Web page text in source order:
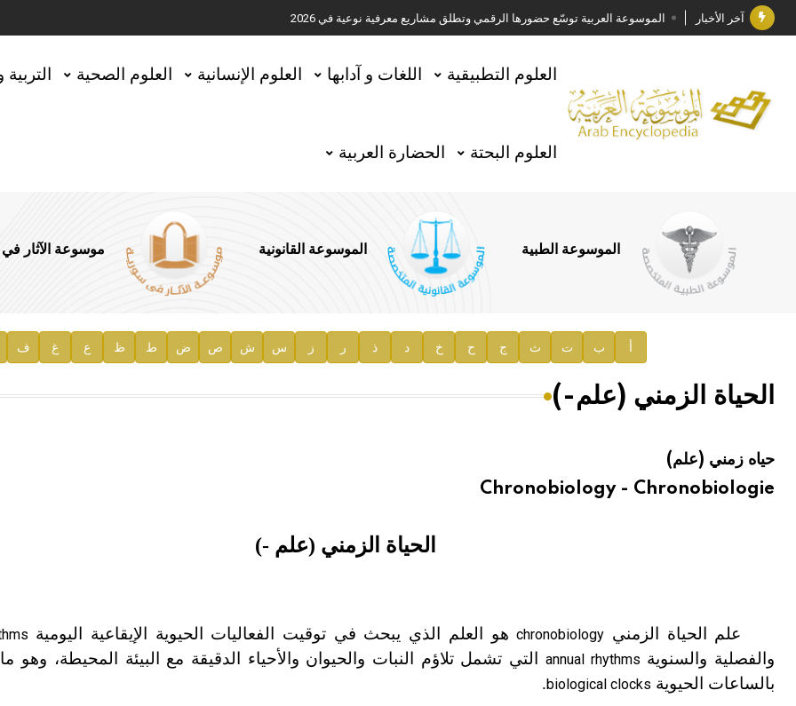
آخر الأخبار الموسوعة العربية توسّع حضورها الرقمي وتطلق مشاريع معرفية نوعية في 2026
جائزة مجمع الملك سلمان العالمي للغة العربية 2025
الأستاذ إياد خالد الطباع مدير عام لهيئة الموسوعة العربية
السيد محمد ياسين صالح وزيرا للثقافة
توصيات مجلس الإدارة
صدور المجلد السابع من موسوعة الآثار في سورية
إعلان..
هيئة الموسوعة العربية تطلق موسوعات جديدة في عام 2026
العلوم التطبيقية اللغات و آدابها العلوم الإنسانية العلوم الصحية
العلوم البحتة الحضارة العربية
الموسوعة الطبية الموسوعة القانونية موسوعة الآثار
أ ب ت ث ج ح خ د ذ ر ز س ش ص ض ط ظ ع غ ف
الحياة الزمني (علم-)
حياه زمني (علم)
Chronobiology - Chronobiologie
الحياة الزمني (علم -)
علم الحياة الزمني chronobiologyهو العلم الذي يبحث في توقيت الفعاليات الحيوية الإيقاعية اليومية
والفصلية والسنوية annual rhythms التي تشمل تلاؤم النبات والحيوان والأحياء الدقيقة مع البيئة المحيطة، وهو
بالساعات الحيوية biological clocks
.